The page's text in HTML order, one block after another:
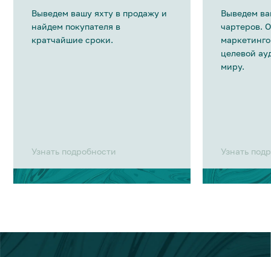
Выведем вашу яхту в продажу и
найдем покупателя в
кратчайшие сроки.
Узнать подробности
Выведем
чартеров.
целевой
миру.
Узнать